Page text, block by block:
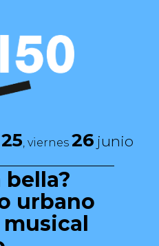
25 , viernes 26 junio
bella?
urbano